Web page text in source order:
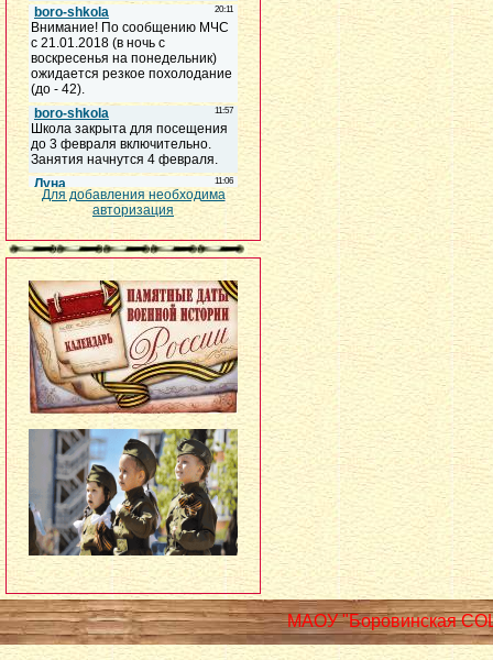
Для добавления необходима
авторизация
МАОУ "Боровинская